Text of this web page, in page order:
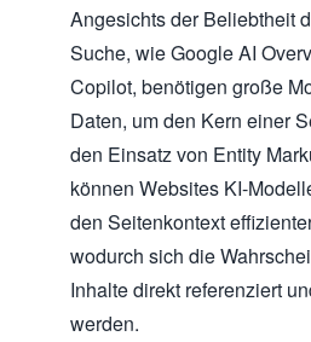
Angesichts der Beliebtheit
Suche, wie Google AI
Copilot, benötigen große
Daten, um den Kern einer
den Einsatz von Entity
können Websites KI-
den Seitenkontext
wodurch sich die
Inhalte direkt referenziert
werden.